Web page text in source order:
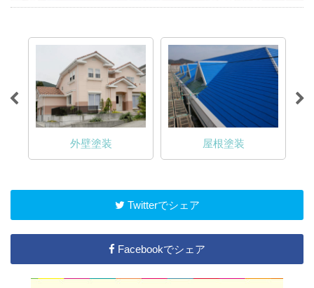
外壁塗装 屋根塗装
Twitterでシェア
Facebookでシェア